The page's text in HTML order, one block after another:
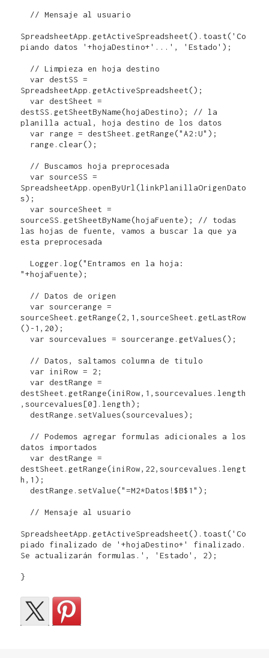
SpreadsheetApp.getActiveSpreadsheet().toast('Co
piando datos '+hojaDestino+'...', 'Estado');
  var destSS =
SpreadsheetApp.getActiveSpreadsheet();
  var destSheet =
destSS.getSheetByName(hojaDestino); // la
planilla actual, hoja destino de los datos
  var range = destSheet.getRange("A2:U");
  var sourceSS =
SpreadsheetApp.openByUrl(linkPlanillaOrigenDato
s);
  var sourceSheet =
sourceSS.getSheetByName(hojaFuente); // todas
las hojas de fuente, vamos a buscar la que ya
esta preprocesada
  Logger.log("Entramos en la hoja:
"+hojaFuente);
  var sourcerange =
sourceSheet.getRange(2,1,sourceSheet.getLastRow
()-1,20);
  var sourcevalues = sourcerange.getValues();
  var iniRow = 2;
  var destRange =
destSheet.getRange(iniRow,1,sourcevalues.length
,sourcevalues[0].length);
  destRange.setValues(sourcevalues);
datos importados
  var destRange =
destSheet.getRange(iniRow,22,sourcevalues.lengt
h,1);
  destRange.setValue("=M2*Datos!$B$1");
SpreadsheetApp.getActiveSpreadsheet().toast('Co
piado finalizado de '+hojaDestino+' finalizado.
Se actualizarán formulas.', 'Estado', 2);
}